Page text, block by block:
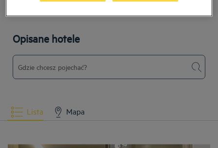
Opisane hotele
Lista Mapa